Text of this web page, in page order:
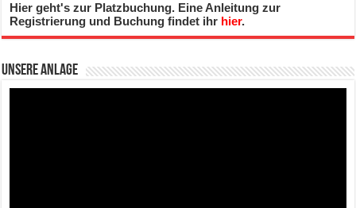
Hier geht's zur Platzbuchung. Eine Anleitung zur
Registrierung und Buchung findet ihr hier.
Unsere Anlage